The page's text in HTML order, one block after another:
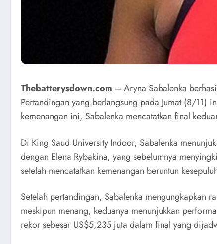
Thebatterysdown.com – Aryna Sabalenka
Pertandingan yang berlangsung pada Jumat (8/11)
kemenangan ini, Sabalenka mencatatkan final
Di King Saud University Indoor, Sabalenka
dengan Elena Rybakina, yang sebelumnya
setelah mencatatkan kemenangan beruntun
Setelah pertandingan, Sabalenka mengungkapkan
meskipun menang, keduanya menunjukkan
rekor sebesar US$5,235 juta dalam final yang